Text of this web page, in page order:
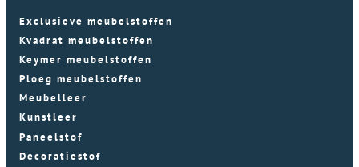
Exclusieve meubelstoffen
Kvadrat meubelstoffen
Keymer meubelstoffen
Ploeg meubelstoffen
Meubelleer
Kunstleer
Paneelstof
Decoratiestof